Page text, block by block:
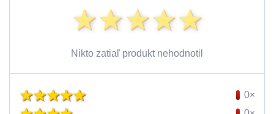
Nikto zatiaľ produkt nehodnotil
0×